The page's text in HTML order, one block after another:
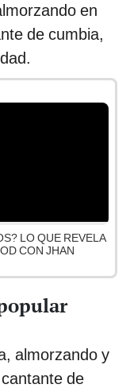
en
de cumbia,
LO QUE REVELA
CON JHAN
almorzando y
de